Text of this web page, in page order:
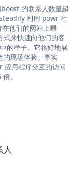
的联系人数量超
利用 powr 社
他们的网站上喂
来快速向他们的客
的样子。它很好地展
的现场体验。事实
用程序交互的访问
。
人